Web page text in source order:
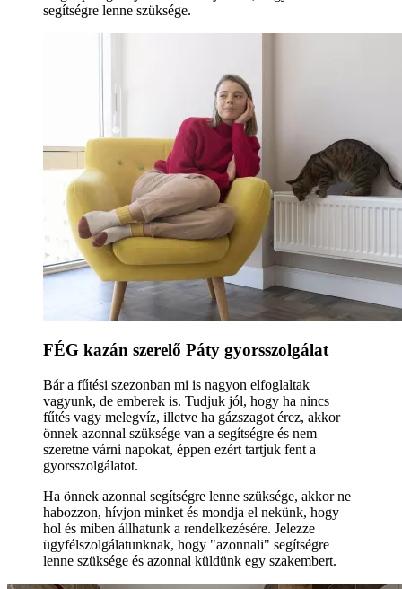
segítségre lenne szüksége.
FÉG kazán szerelő Páty gyorsszolgálat
Bár a fűtési szezonban mi is nagyon elfoglaltak
vagyunk, de emberek is. Tudjuk jól, hogy ha nincs
fűtés vagy melegvíz, illetve ha gázszagot érez, akkor
önnek azonnal szüksége van a segítségre és nem
szeretne várni napokat, éppen ezért tartjuk fent a
gyorsszolgálatot.
Ha önnek azonnal segítségre lenne szüksége, akkor ne
habozzon, hívjon minket és mondja el nekünk, hogy
hol és miben állhatunk a rendelkezésére. Jelezze
ügyfélszolgálatunknak, hogy "azonnali" segítségre
lenne szüksége és azonnal küldünk egy szakembert.